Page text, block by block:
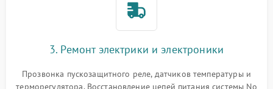
3. Ремонт электрики и электроники
Прозвонка пускозащитного реле, датчиков температуры и
терморегулятора. Восстановление цепей питания системы No